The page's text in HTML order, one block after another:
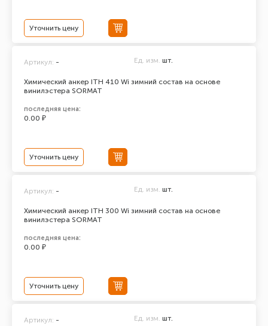
Уточнить цену
Химический анкер ITH 410 Wi зимний состав на основе
винилэстера SORMAT
Артикул: - Ед. изм. шт.
последняя цена:
0.00 ₽
Уточнить цену
Химический анкер ITH 300 Wi зимний состав на основе
винилэстера SORMAT
Артикул: - Ед. изм. шт.
последняя цена:
0.00 ₽
Уточнить цену
Артикул: - Ед. изм. шт.